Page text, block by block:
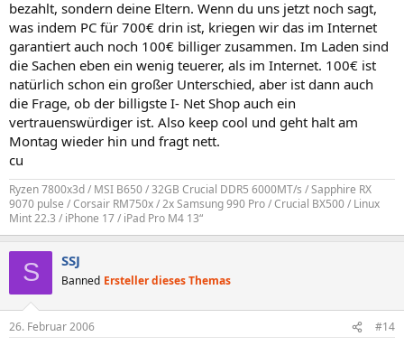
bezahlt, sondern deine Eltern. Wenn du uns jetzt noch sagt,
was indem PC für 700€ drin ist, kriegen wir das im Internet
garantiert auch noch 100€ billiger zusammen. Im Laden sind
die Sachen eben ein wenig teuerer, als im Internet. 100€ ist
natürlich schon ein großer Unterschied, aber ist dann auch
die Frage, ob der billigste I- Net Shop auch ein
vertrauenswürdiger ist. Also keep cool und geht halt am
Montag wieder hin und fragt nett.
cu
Ryzen 7800x3d / MSI B650 / 32GB Crucial DDR5 6000MT/s / Sapphire RX
9070 pulse / Corsair RM750x / 2x Samsung 990 Pro / Crucial BX500 / Linux
Mint 22.3 / iPhone 17 / iPad Pro M4 13“
S SSJ
Banned Ersteller dieses Themas
26. Februar 2006 #14